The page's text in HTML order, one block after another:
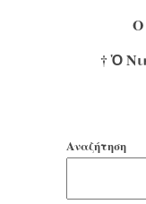
† Ὁ
Αναζήτηση